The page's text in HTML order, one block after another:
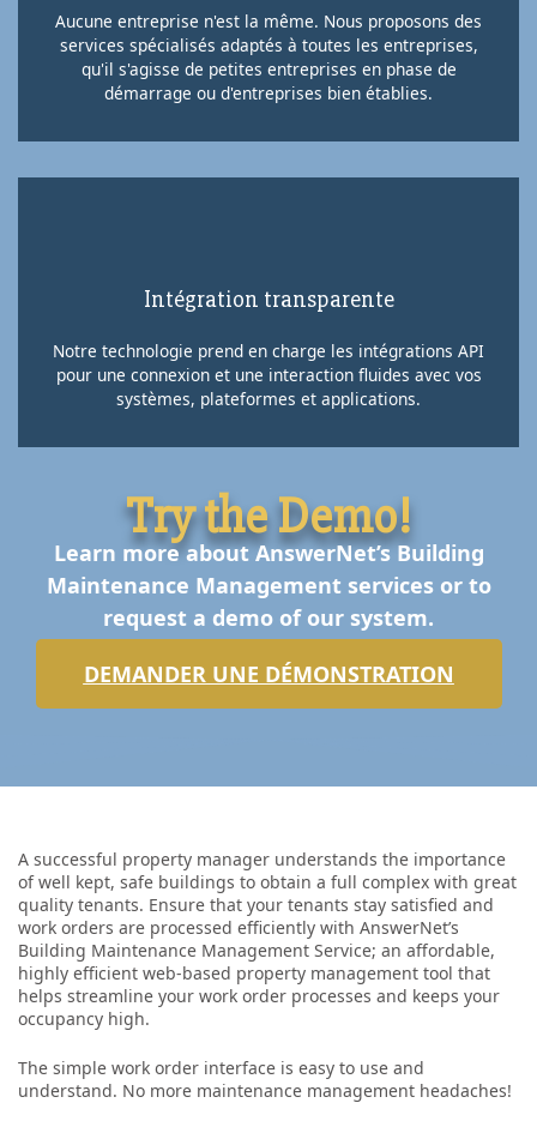
Aucune entreprise n'est la même. Nous proposons des
services spécialisés adaptés à toutes les entreprises,
qu'il s'agisse de petites entreprises en phase de
démarrage ou d'entreprises bien établies.
Intégration transparente
Notre technologie prend en charge les intégrations API
pour une connexion et une interaction fluides avec vos
systèmes, plateformes et applications.
Try the Demo!
Learn more about AnswerNet’s Building
Maintenance Management services or to
request a demo of our system.
DEMANDER UNE DÉMONSTRATION
A successful property manager understands the importance
of well kept, safe buildings to obtain a full complex with great
quality tenants. Ensure that your tenants stay satisfied and
work orders are processed efficiently with AnswerNet’s
Building Maintenance Management Service; an affordable,
highly efficient web-based property management tool that
helps streamline your work order processes and keeps your
occupancy high.
The simple work order interface is easy to use and
understand. No more maintenance management headaches!